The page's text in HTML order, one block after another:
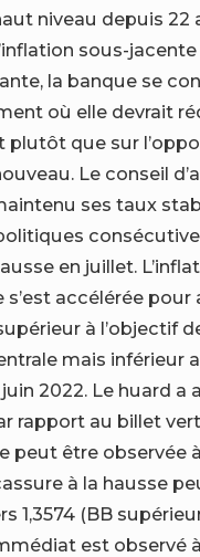
niveau depuis 22
sous-
la banque se
où elle devrait
plutôt que sur
Le conseil
ses taux
en juillet.
accélérée pour
à l’objectif
mais inférieur
2022. Le huard a
rapport au billet
peut être observée à
à la hausse
1,3574 (BB
est observé à